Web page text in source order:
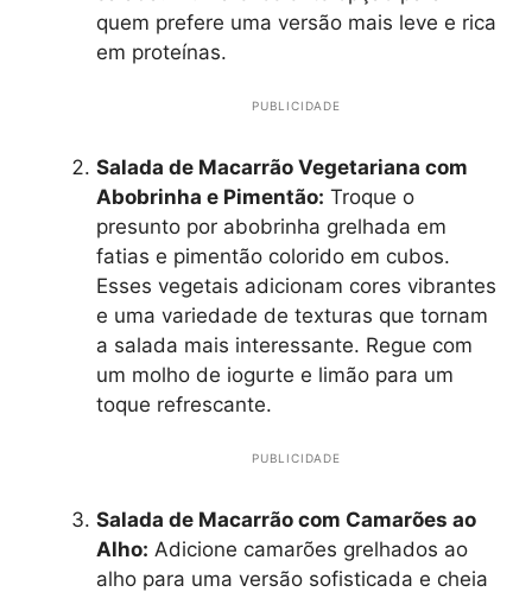
quem prefere uma versão mais leve e rica
em proteínas.
PUBLICIDADE
Salada de Macarrão Vegetariana com
Abobrinha e Pimentão: Troque o
presunto por abobrinha grelhada em
fatias e pimentão colorido em cubos.
Esses vegetais adicionam cores vibrantes
e uma variedade de texturas que tornam
a salada mais interessante. Regue com
um molho de iogurte e limão para um
toque refrescante.
PUBLICIDADE
Salada de Macarrão com Camarões ao
Alho: Adicione camarões grelhados ao
alho para uma versão sofisticada e cheia